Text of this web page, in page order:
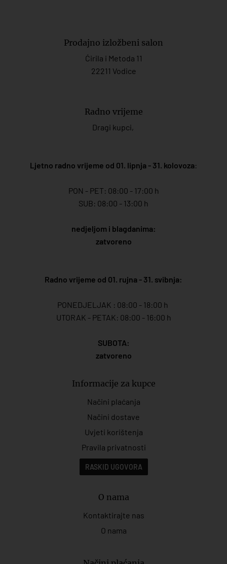
Prodajno izložbeni salon
Ćirila i Metoda 11
22211 Vodice
Radno vrijeme
Dragi kupci,
Ljetno radno vrijeme od 01. lipnja - 31. kolovoza:
PON - PET: 08:00 - 17:00 h
SUB: 08:00 - 13:00 h
nedjeljom i blagdanima:
zatvoreno
Radno vrijeme od 01. rujna - 31. svibnja:
PONEDJELJAK : 08:00 - 18:00 h
UTORAK - PETAK: 08:00 - 16:00 h
SUBOTA:
zatvoreno
Informacije za kupce
Načini plaćanja
Načini dostave
Uvjeti korištenja
Pravila privatnosti
RASKID UGOVORA
O nama
Kontaktirajte nas
O nama